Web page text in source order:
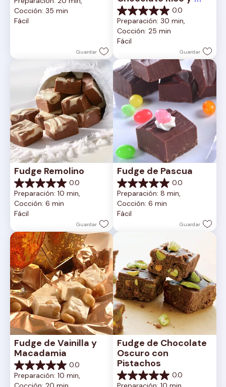
de
5
estrellas.
Cocción: 35 min
Fácil
Guardar
Cremoso
0.0
0.0
de
5
estrellas.
Preparación: 30 min,
Cocción: 25 min
Fácil
Guardar
Fudge Remolino
0.0
0.0
de
5
estrellas.
Preparación: 10 min,
Cocción: 6 min
Fácil
Guardar
Fudge de Pascua
0.0
0.0
de
5
estrellas.
Preparación: 8 min,
Cocción: 6 min
Fácil
Guardar
Fudge de Vainilla y
Macadamia
0.0
0.0
de
Preparación: 10 min,
Fudge de Chocolate
Oscuro con
Pistachos
0.0
0.0